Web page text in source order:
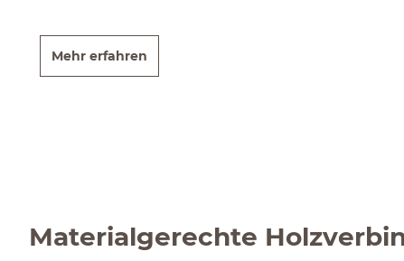
Mehr erfahren
Materialgerechte